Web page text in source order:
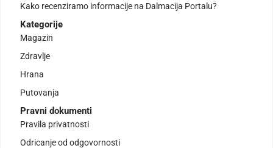
Kako recenziramo informacije na Dalmacija Portalu?
Kategorije
Magazin
Zdravlje
Hrana
Putovanja
Pravni dokumenti
Pravila privatnosti
Odricanje od odgovornosti